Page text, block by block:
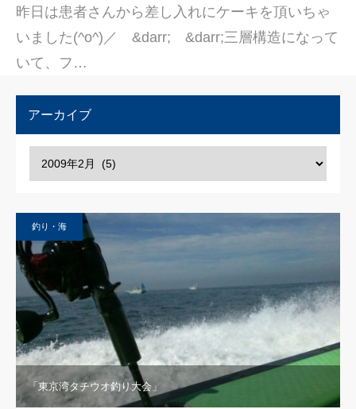
昨日は患者さんから差し入れにケーキを頂いちゃ
いました(^o^)／ &darr; &darr;三層構造になって
いて、フ…
アーカイブ
釣り・海
「東京湾タチウオ釣り大会」